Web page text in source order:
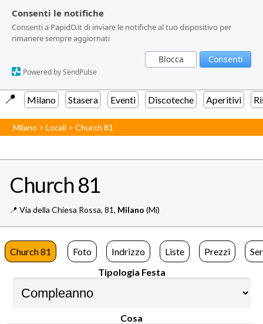
Consenti le notifiche
Consenti a PapidO.it di inviare le notifiche al tuo dispositivo per
rimanere sempre aggiornati
Blocca Consenti
Powered by SendPulse
Consenti le notifiche
Consenti a PapidO.it di inviare le notifiche al tuo dispositivo per
rimanere sempre aggiornati
Blocca Consenti
Powered by SendPulse
📍️ Milano Stasera Eventi Discoteche Aperitivi
Milano >Locali >Church 81
Church 81
📍️ Via della Chiesa Rossa, 81, Milano (Mi)
Church 81 Foto Indrizzo Liste Prezzi
Tipologia Festa
Cosa